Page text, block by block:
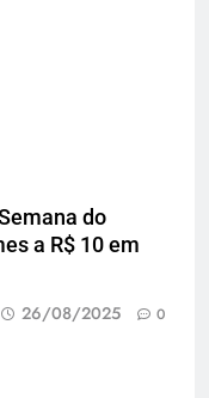
do
a R$ 10 em
26/08/2025 0